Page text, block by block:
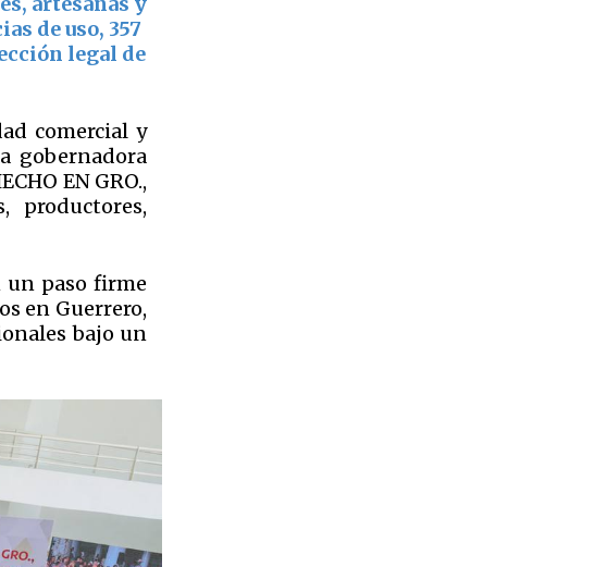
de uso, 357
legal de
comercial y
gobernadora
EN GRO.,
productores,
un paso firme
en Guerrero,
bajo un